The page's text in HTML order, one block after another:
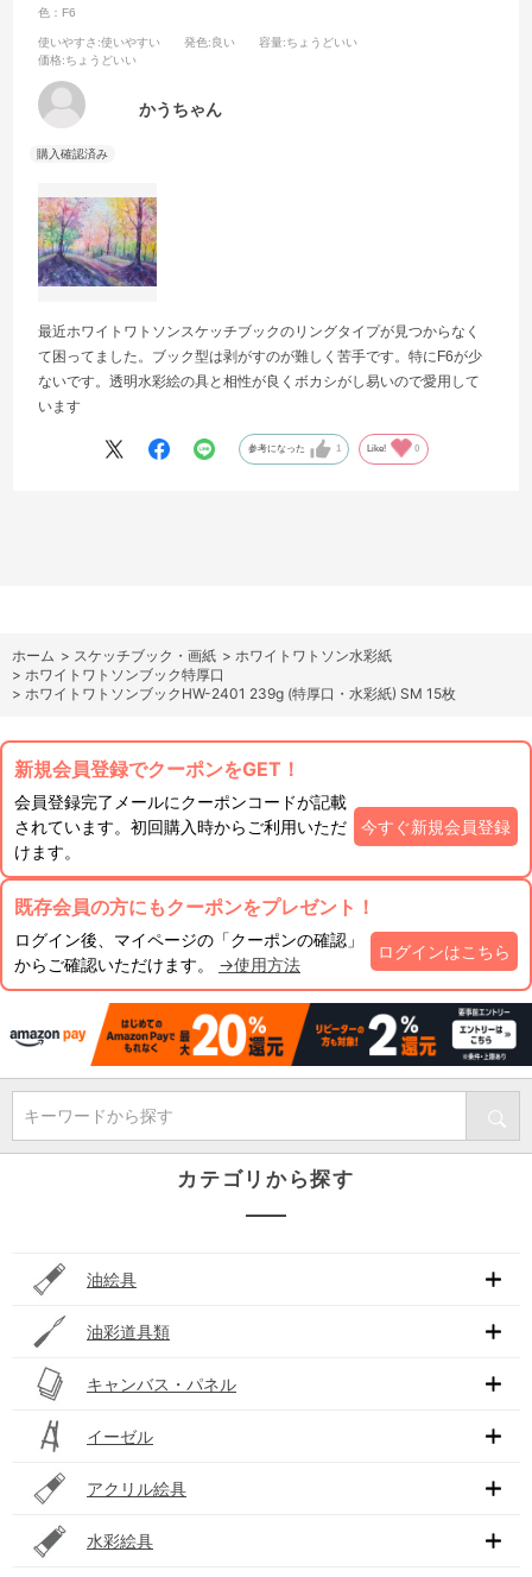
色：F6
使いやすさ :使いやすい 発色:良い 容量:ちょうどいい
価格:ちょうどいい
かうちゃん
最近ホワイトワトソンスケッチブックのリングタイプが見つからなく
て困ってました。ブック型は剥がすのが難しく苦手です。特にF6が少
ないです。透明水彩絵の具と相性が良くボカシがし易いので愛用して
います
参考になった 1 Like! 0
ホーム > スケッチブック・画紙 > ホワイトワトソン水彩紙
> ホワイトワトソンブック特厚口
> ホワイトワトソンブックHW-2401 239g (特厚口・水彩紙) SM 15枚
新規会員登録でクーポンをGET！
会員登録完了メールにクーポンコードが記載
されています。初回購入時からご利用いただ
けます。
今すぐ新規会員登録
既存会員の方にもクーポンをプレゼント！
ログイン後、マイページの「クーポンの確認」
からご確認いただけます。 →使用方法
ログインはこちら
キーワードから探す
カテゴリから探す
油絵具
油彩道具類
キャンバス・パネル
イーゼル
アクリル絵具
水彩絵具